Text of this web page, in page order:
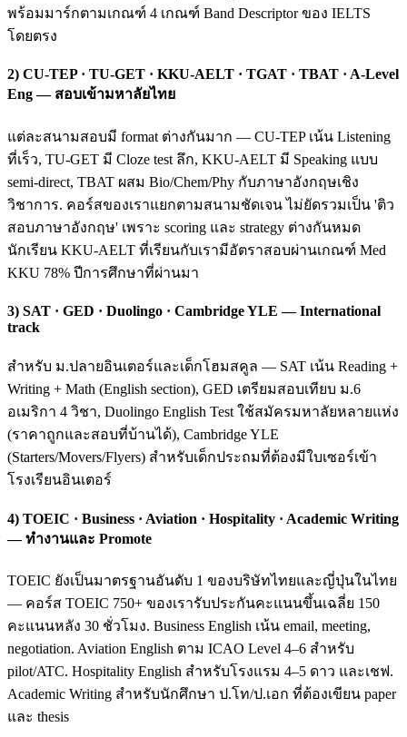
พร้อมมาร์กตามเกณฑ์ 4 เกณฑ์ Band Descriptor ของ IELTS
โดยตรง
2) CU-TEP · TU-GET · KKU-AELT · TGAT · TBAT · A-Level
Eng — สอบเข้ามหาลัยไทย
แต่ละสนามสอบมี format ต่างกันมาก — CU-TEP เน้น Listening
ที่เร็ว, TU-GET มี Cloze test ลึก, KKU-AELT มี Speaking แบบ
semi-direct, TBAT ผสม Bio/Chem/Phy กับภาษาอังกฤษเชิง
วิชาการ. คอร์สของเราแยกตามสนามชัดเจน ไม่ยัดรวมเป็น 'ติว
สอบภาษาอังกฤษ' เพราะ scoring และ strategy ต่างกันหมด
นักเรียน KKU-AELT ที่เรียนกับเรามีอัตราสอบผ่านเกณฑ์ Med
KKU 78% ปีการศึกษาที่ผ่านมา
3) SAT · GED · Duolingo · Cambridge YLE — International
track
สำหรับ ม.ปลายอินเตอร์และเด็กโฮมสคูล — SAT เน้น Reading +
Writing + Math (English section), GED เตรียมสอบเทียบ ม.6
อเมริกา 4 วิชา, Duolingo English Test ใช้สมัครมหาลัยหลายแห่ง
(ราคาถูกและสอบที่บ้านได้), Cambridge YLE
(Starters/Movers/Flyers) สำหรับเด็กประถมที่ต้องมีใบเซอร์เข้า
โรงเรียนอินเตอร์
4) TOEIC · Business · Aviation · Hospitality · Academic Writing
— ทำงานและ Promote
TOEIC ยังเป็นมาตรฐานอันดับ 1 ของบริษัทไทยและญี่ปุ่นในไทย
— คอร์ส TOEIC 750+ ของเรารับประกันคะแนนขึ้นเฉลี่ย 150
คะแนนหลัง 30 ชั่วโมง. Business English เน้น email, meeting,
negotiation. Aviation English ตาม ICAO Level 4–6 สำหรับ
pilot/ATC. Hospitality English สำหรับโรงแรม 4–5 ดาว และเชฟ.
Academic Writing สำหรับนักศึกษา ป.โท/ป.เอก ที่ต้องเขียน paper
และ thesis